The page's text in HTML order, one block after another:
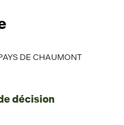
DE CHAUMONT
décision